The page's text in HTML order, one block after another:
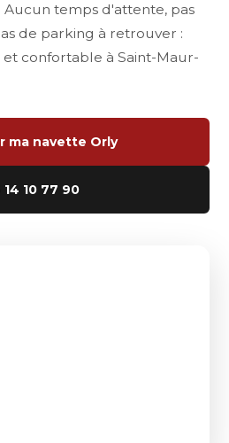
Aucun temps d'attente, pas
de parking à retrouver :
confortable à Saint-Maur-
ma navette Orly
14 10 77 90